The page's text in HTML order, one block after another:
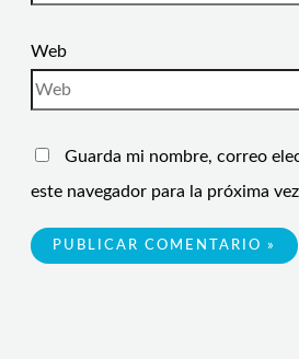
Web
Guarda mi nombre, correo
este navegador para la próxima